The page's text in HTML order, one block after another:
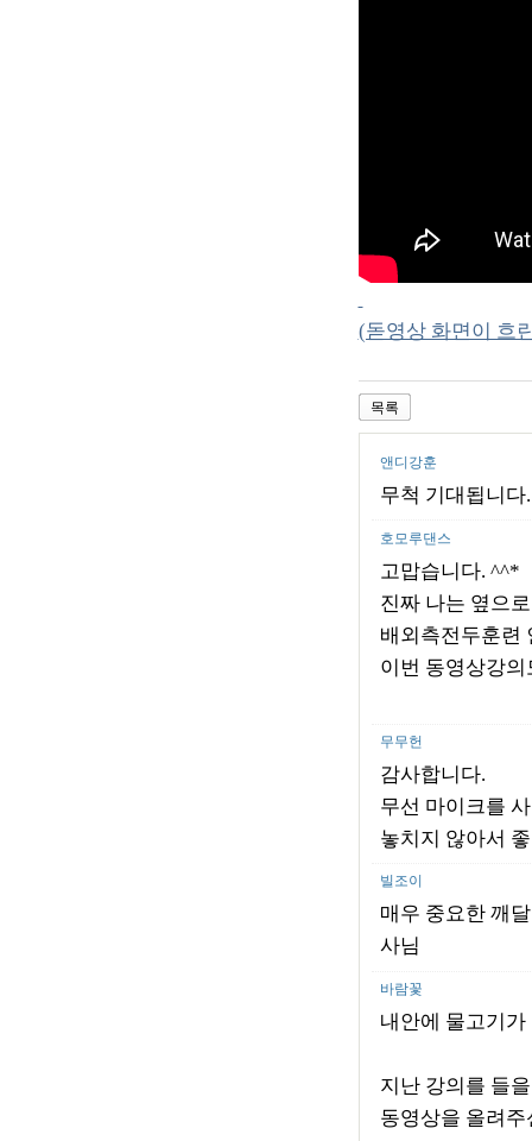
(돋영상 화면이 흐
목록
앤디강훈
무척 기대됩니
호모루댄스
고맙습니다. ^^*
진짜 나는 옆으
배외측전두훈련
이번 동영상강
무무헌
감사합니다.
무선 마이크를
놓치지 않아서
빌조이
매우 중요한 깨
사님
바람꽃
내안에 물고기가
지난 강의를 들
동영상을 올려